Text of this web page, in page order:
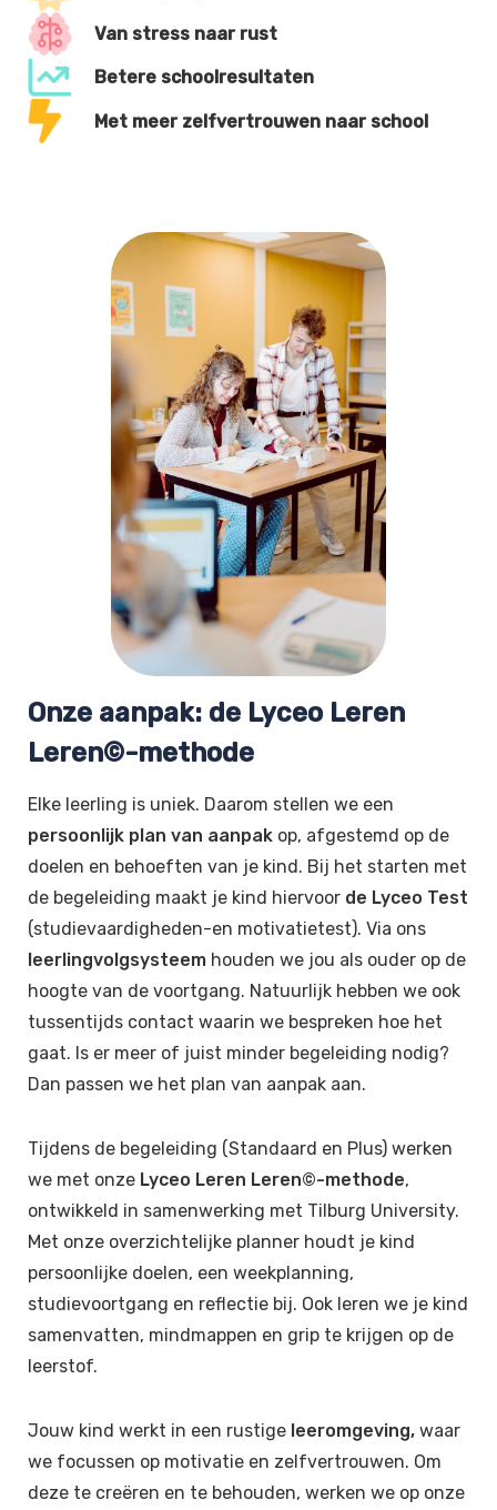
Van stress naar rust
Betere schoolresultaten
Met meer zelfvertrouwen naar school
Onze aanpak: de Lyceo Leren
Leren©-methode
Elke leerling is uniek. Daarom stellen we een
persoonlijk plan van aanpak op, afgestemd op de
doelen en behoeften van je kind. Bij het starten met
de begeleiding maakt je kind hiervoor de Lyceo Test
(studievaardigheden-en motivatietest). Via ons
leerlingvolgsysteem houden we jou als ouder op de
hoogte van de voortgang. Natuurlijk hebben we ook
tussentijds contact waarin we bespreken hoe het
gaat. Is er meer of juist minder begeleiding nodig?
Dan passen we het plan van aanpak aan.
Tijdens de begeleiding (Standaard en Plus) werken
we met onze Lyceo Leren Leren©-methode,
ontwikkeld in samenwerking met Tilburg University.
Met onze overzichtelijke planner houdt je kind
persoonlijke doelen, een weekplanning,
studievoortgang en reflectie bij. Ook leren we je kind
samenvatten, mindmappen en grip te krijgen op de
leerstof.
Jouw kind werkt in een rustige leeromgeving, waar
we focussen op motivatie en zelfvertrouwen. Om
deze te creëren en te behouden, werken we op onze